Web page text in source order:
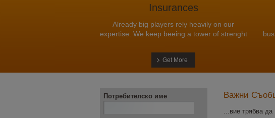
Insurances
Already big players rely heavily on our
expertise. We keep beeing a tower of strenght
Get More
Потребителско име Важни
...вие трябва да